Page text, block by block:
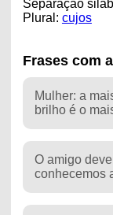
Separação
Plural: cujos
Frases com
Mulher: a
brilho é o
O amigo
conhecemos